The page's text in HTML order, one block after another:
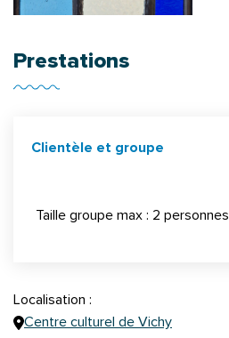
Prestations
Clientèle et groupe
Taille groupe max : 2 personnes
Localisation :
Centre culturel de Vichy